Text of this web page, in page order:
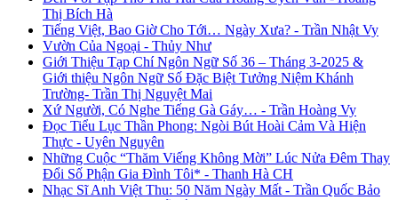
Thị Bích Hà
Tiếng Việt, Bao Giờ Cho Tới… Ngày Xưa? - Trần Nhật Vy
Vườn Của Ngoại - Thủy Như
Giới Thiệu Tạp Chí Ngôn Ngữ Số 36 – Tháng 3-2025 &
Giới thiệu Ngôn Ngữ Số Đặc Biệt Tưởng Niệm Khánh
Trường- Trần Thị Nguyệt Mai
Xứ Người, Có Nghe Tiếng Gà Gáy… - Trần Hoàng Vy
Đọc Tiểu Lục Thần Phong: Ngòi Bút Hoài Cảm Và Hiện
Thực - Uyên Nguyên
Những Cuộc “Thăm Viếng Không Mời” Lúc Nửa Đêm Thay
Đổi Số Phận Gia Đình Tôi* - Thanh Hà CH
Nhạc Sĩ Anh Việt Thu: 50 Năm Ngày Mất - Trần Quốc Bảo